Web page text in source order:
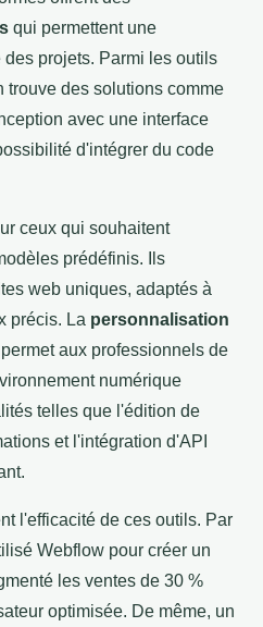
qui permettent une
projets. Parmi les outils
trouve des solutions comme
avec une interface
d'intégrer du code
ceux qui souhaitent
prédéfinis. Ils
web uniques, adaptés à
précis. La personnalisation
aux professionnels de
numérique
telles que l'édition de
et l'intégration d'API
l'efficacité de ces outils. Par
Webflow pour créer un
les ventes de 30 %
optimisée. De même, un